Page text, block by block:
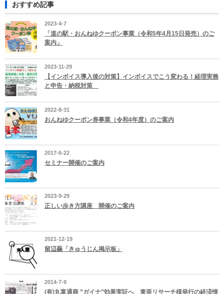
おすすめ記事
2023-4-7
「道の駅・おんねゆクーポン事業（令和5年4月15日発売）のご
案内」
2023-11-29
【インボイス導入後の対策】インボイスでこう変わる！経理実務
と申告・納税対策
2022-8-31
おんねゆクーポン券事業（令和4年度）のご案内
2017-6-22
セミナー開催のご案内
2023-9-29
正しい歩き方講座 開催のご案内
2021-12-19
留辺蘂「きゅうじん掲示板」
2014-7-9
(有)丸富通商 ”ガイナ”効果実証へ 東亜リサーチ様発行の経済情